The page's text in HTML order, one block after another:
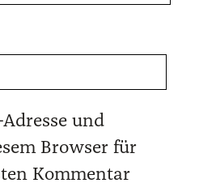
und
Browser für
Kommentar